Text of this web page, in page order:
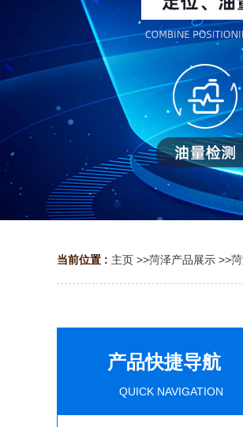
当前位置 : 主页 >>菏泽产品展示 >>
产品快捷导航
QUICK NAVIGATION